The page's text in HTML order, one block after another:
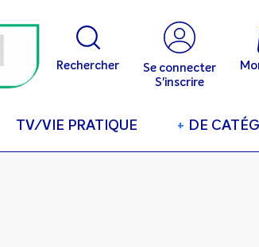
Rechercher
Se connecter
S'inscrire
TV/VIE PRATIQUE + DE